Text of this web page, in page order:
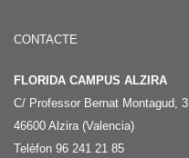
CONTACTE
FLORIDA CAMPUS ALZIRA
C/ Professor Bernat Montagud, 3
46600 Alzira (Valencia)
Telèfon 96 241 21 85